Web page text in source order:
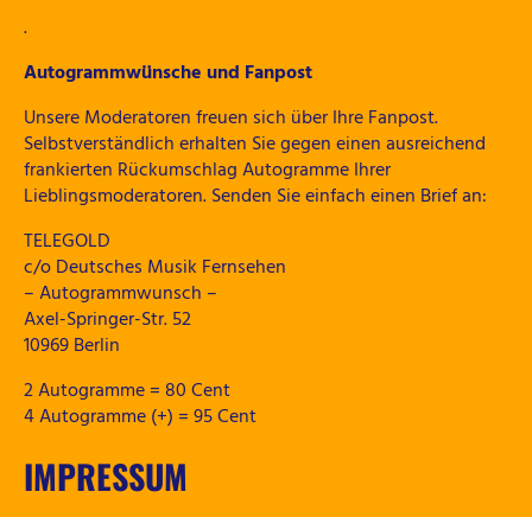
.
Autogrammwünsche und Fanpost
Unsere Moderatoren freuen sich über Ihre Fanpost.
Selbstverständlich erhalten Sie gegen einen ausreichend
frankierten Rückumschlag Autogramme Ihrer
Lieblingsmoderatoren. Senden Sie einfach einen Brief an:
TELEGOLD
c/o Deutsches Musik Fernsehen
– Autogrammwunsch –
Axel-Springer-Str. 52
10969 Berlin
2 Autogramme = 80 Cent
4 Autogramme (+) = 95 Cent
IMPRESSUM